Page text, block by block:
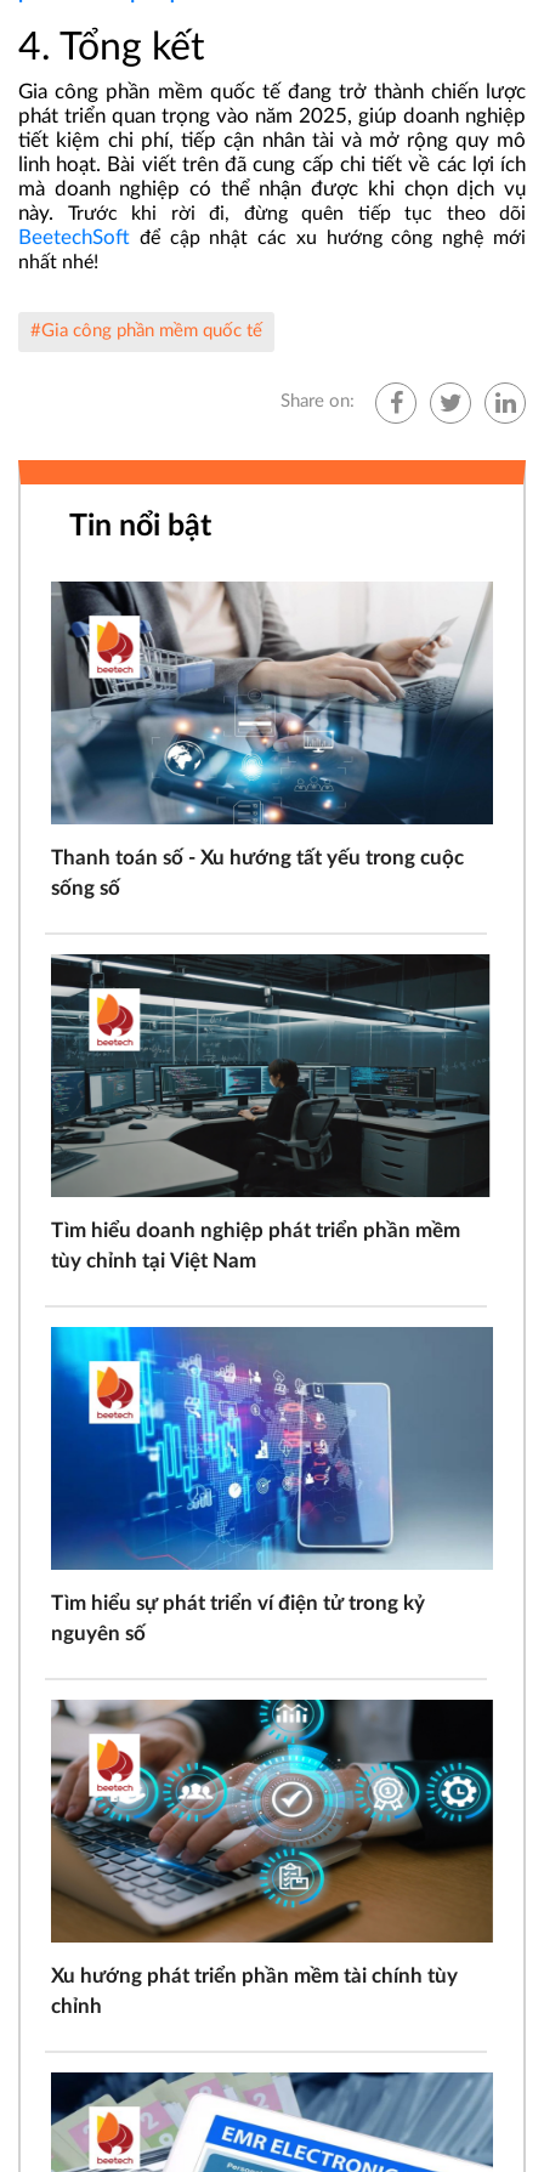
4. Tổng kết
Gia công phần mềm quốc tế đang trở thành chiến lược
phát triển quan trọng vào năm 2025, giúp doanh nghiệp
tiết kiệm chi phí, tiếp cận nhân tài và mở rộng quy mô
linh hoạt. Bài viết trên đã cung cấp chi tiết về các lợi ích
mà doanh nghiệp có thể nhận được khi chọn dịch vụ
này. Trước khi rời đi, đừng quên tiếp tục theo dõi
BeetechSoft để cập nhật các xu hướng công nghệ mới
nhất nhé!
#Gia công phần mềm quốc tế
Share on:
Tin nổi bật
Thanh toán số - Xu hướng tất yếu trong cuộc
sống số
Tìm hiểu doanh nghiệp phát triển phần mềm
tùy chỉnh tại Việt Nam
Tìm hiểu sự phát triển ví điện tử trong kỷ
nguyên số
Xu hướng phát triển phần mềm tài chính tùy
chỉnh